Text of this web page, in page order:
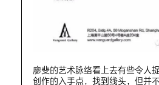
廖斐的艺术脉络看上去有些令人
创作的入手点，找到线头，但并